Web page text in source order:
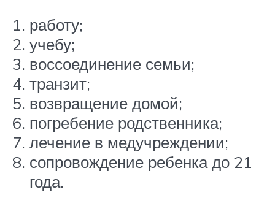
работу;
учебу;
воссоединение семьи;
транзит;
возвращение домой;
погребение родственника;
лечение в медучреждении;
сопровождение ребенка до 21
года.